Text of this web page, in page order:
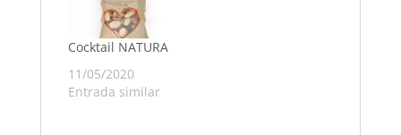
Cocktail NATURA
11/05/2020
Entrada similar